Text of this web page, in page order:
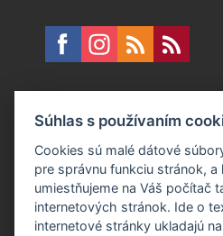
E:recepcia@formfactory.sk
Form Factory Slovakia s.r.o.,
Bratislava
Súhlas s používaním
Cookies sú malé dátové
pre správnu funkciu stránok, a
umiestňujeme na Váš počítač
internetových stránok. Ide o
internetové stránky ukladajú